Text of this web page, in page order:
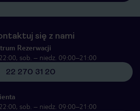
się z nami
Rezerwacji
sob. – niedz. 09:00–21:00
22 270 31 20
sob. – niedz. 09:00–21:00